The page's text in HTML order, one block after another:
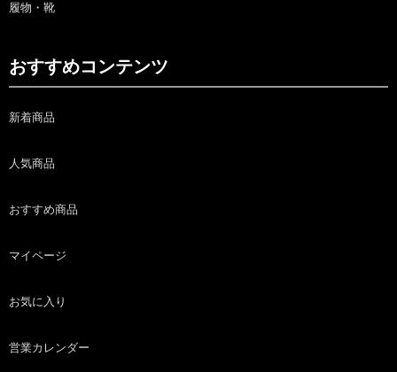
履物・靴
おすすめコンテンツ
新着商品
人気商品
おすすめ商品
マイページ
お気に入り
営業カレンダー